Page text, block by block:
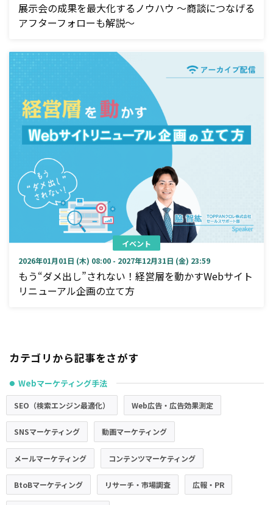
展示会の成果を最大化するノウハウ ～商談につなげる
アフターフォローも解説～
イベント
2026年01月01日 (木) 08:00 - 2027年12月31日 (金) 23:59
もう“ダメ出し”されない！経営層を動かすWebサイト
リニューアル企画の立て方
カテゴリから記事をさがす
● Webマーケティング手法
SEO（検索エンジン最適化） Web広告・広告効果測定
SNSマーケティング 動画マーケティング
メールマーケティング コンテンツマーケティング
BtoBマーケティング リサーチ・市場調査 広報・PR